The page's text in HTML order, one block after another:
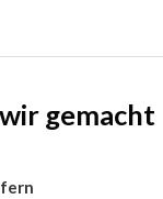
gemacht